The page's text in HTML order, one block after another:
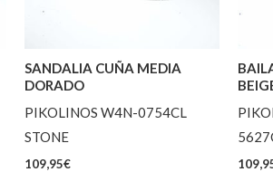
SANDALIA CUÑA MEDIA
DORADO
PIKOLINOS W4N-0754CL
STONE
109,95€